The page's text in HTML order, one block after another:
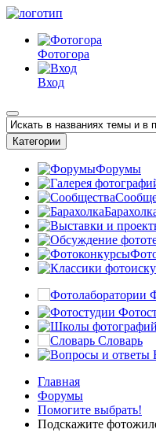
Фотогора
Вход
Категории
Форумы
Словарь
Главная
Форумы
Помогите выбрать!
Подскажите